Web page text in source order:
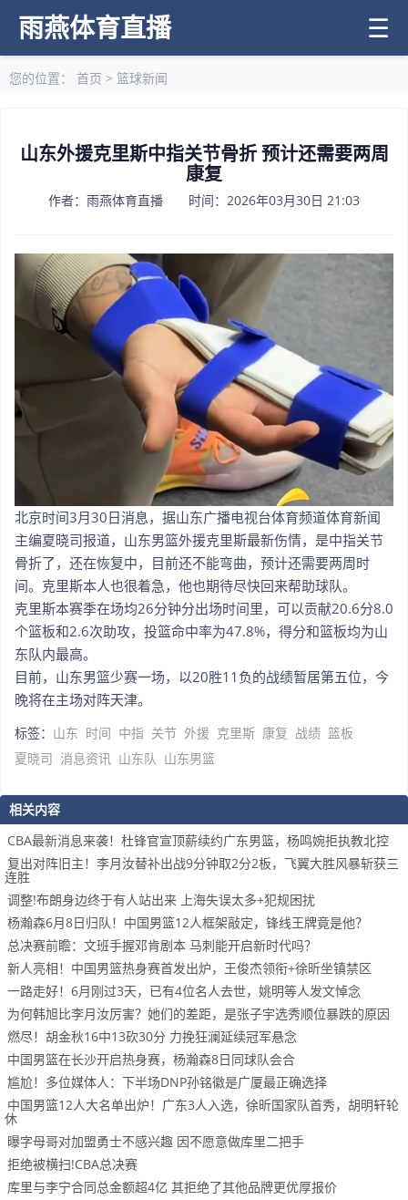
雨燕体育直播 ☰
您的位置： 首页 > 篮球新闻
山东外援克里斯中指关节骨折 预计还需要两周
康复
作者：雨燕体育直播 时间：2026年03月30日 21:03
北京时间3月30日消息，据山东广播电视台体育频道体育新闻
主编夏晓司报道，山东男篮外援克里斯最新伤情，是中指关节
骨折了，还在恢复中，目前还不能弯曲，预计还需要两周时
间。克里斯本人也很着急，他也期待尽快回来帮助球队。
克里斯本赛季在场均26分钟分出场时间里，可以贡献20.6分8.0
个篮板和2.6次助攻，投篮命中率为47.8%，得分和篮板均为山
东队内最高。
目前，山东男篮少赛一场，以20胜11负的战绩暂居第五位，今
晚将在主场对阵天津。
标签： 山东 时间 中指 关节 外援 克里斯 康复 战绩 篮板
夏晓司 消息资讯 山东队 山东男篮
相关内容
CBA最新消息来袭！杜锋官宣顶薪续约广东男篮，杨鸣婉拒执教北控
复出对阵旧主！李月汝替补出战9分钟取2分2板，飞翼大胜风暴斩获三
连胜
调整!布朗身边终于有人站出来 上海失误太多+犯规困扰
杨瀚森6月8日归队！中国男篮12人框架敲定，锋线王牌竟是他？
总决赛前瞻：文班手握邓肯剧本 马刺能开启新时代吗？
新人亮相！中国男篮热身赛首发出炉，王俊杰领衔+徐昕坐镇禁区
一路走好！6月刚过3天，已有4位名人去世，姚明等人发文悼念
为何韩旭比李月汝厉害？她们的差距，是张子宇选秀顺位暴跌的原因
燃尽！胡金秋16中13砍30分 力挽狂澜延续冠军悬念
中国男篮在长沙开启热身赛，杨瀚森8日同球队会合
尴尬！多位媒体人：下半场DNP孙铭徽是广厦最正确选择
中国男篮12人大名单出炉！广东3人入选，徐昕国家队首秀，胡明轩轮
休
曝字母哥对加盟勇士不感兴趣 因不愿意做库里二把手
拒绝被横扫!CBA总决赛
库里与李宁合同总金额超4亿 其拒绝了其他品牌更优厚报价